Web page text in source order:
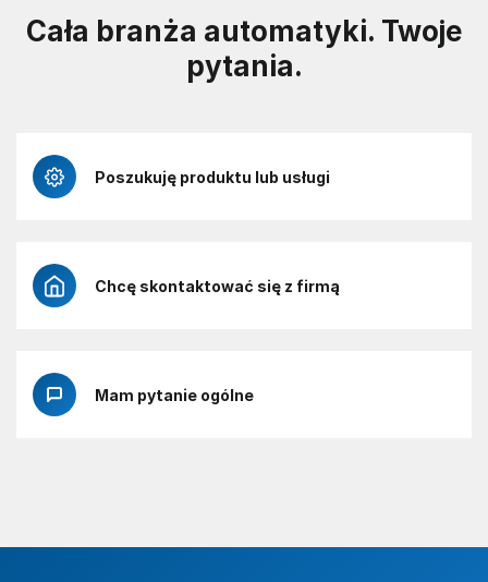
Cała branża automatyki. Twoje
pytania.
Poszukuję produktu lub usługi
Chcę skontaktować się z firmą
Mam pytanie ogólne